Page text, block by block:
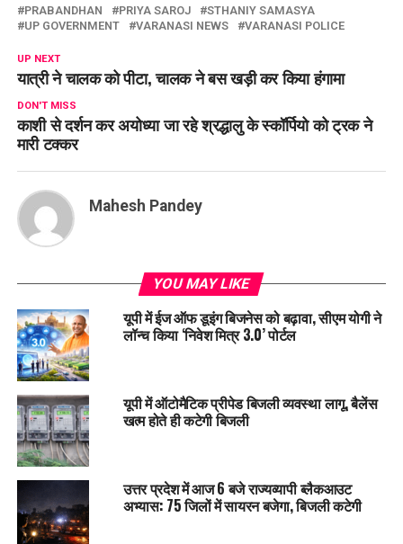
PRABANDHAN
PRIYA SAROJ
STHANIY SAMASYA
UP GOVERNMENT
VARANASI NEWS VARANASI POLICE
UP NEXT
यात्री ने चालक को पीटा, चालक ने बस खड़ी कर किया हंगामा
DON'T MISS
काशी से दर्शन कर अयोध्या जा रहे श्रद्धालु के स्कॉर्पियो को ट्रक ने
मारी टक्कर
Mahesh Pandey
YOU MAY LIKE
यूपी में ईज ऑफ डूइंग बिजनेस को बढ़ावा, सीएम योगी ने
लॉन्च किया ‘निवेश मित्र 3.0’ पोर्टल
यूपी में ऑटोमैटिक प्रीपेड बिजली व्यवस्था लागू, बैलेंस
खत्म होते ही कटेगी बिजली
उत्तर प्रदेश में आज 6 बजे राज्यव्यापी ब्लैकआउट
अभ्यास: 75 जिलों में सायरन बजेगा, बिजली कटेगी